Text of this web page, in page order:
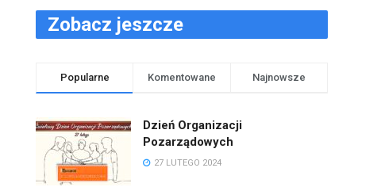
Zobacz jeszcze
Popularne Komentowane Najnowsze
Dzień Organizacji
Pozarządowych
27 LUTEGO 2024